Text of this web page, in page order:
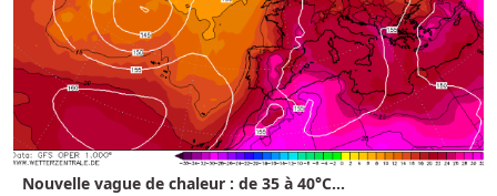
Nouvelle vague de chaleur : de 35 à 40°C...